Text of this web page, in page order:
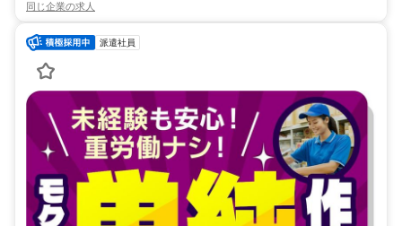
同じ企業の求人
派遣社員